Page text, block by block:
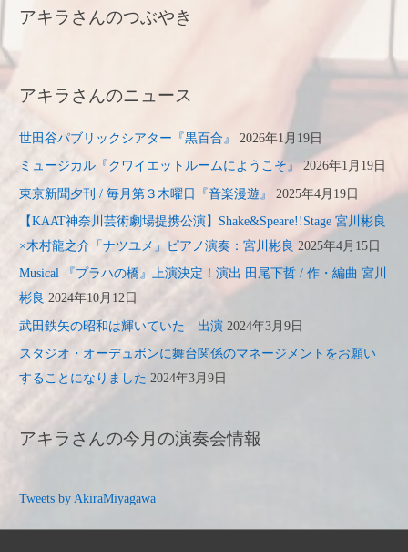
アキラさんのつぶやき
アキラさんのニュース
世田谷パブリックシアター『黒百合』 2026年1月19日
ミュージカル『クワイエットルームにようこそ』 2026年1月19日
東京新聞夕刊 / 毎月第３木曜日『音楽漫遊』 2025年4月19日
【KAAT神奈川芸術劇場提携公演】Shake&Speare!!Stage 宮川彬良
×木村龍之介「ナツユメ」ピアノ演奏：宮川彬良 2025年4月15日
Musical 『プラハの橋』上演決定！演出 田尾下哲 / 作・編曲 宮川
彬良 2024年10月12日
武田鉄矢の昭和は輝いていた 出演 2024年3月9日
スタジオ・オーデュボンに舞台関係のマネージメントをお願い
することになりました 2024年3月9日
アキラさんの今月の演奏会情報
Tweets by AkiraMiyagawa